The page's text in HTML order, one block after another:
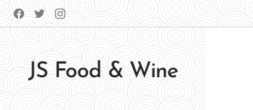
JS Food & Wine